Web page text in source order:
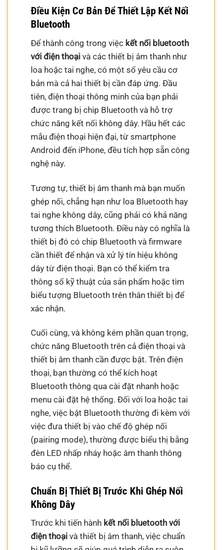
Điều Kiện Cơ Bản Để Thiết Lập Kết Nối
Bluetooth
Để thành công trong việc kết nối bluetooth
với điện thoại và các thiết bị âm thanh như
loa hoặc tai nghe, có một số yêu cầu cơ
bản mà cả hai thiết bị cần đáp ứng. Đầu
tiên, điện thoại thông minh của bạn phải
được trang bị chip Bluetooth và hỗ trợ
chức năng kết nối không dây. Hầu hết các
mẫu điện thoại hiện đại, từ smartphone
Android đến iPhone, đều tích hợp sẵn công
nghệ này.
Tương tự, thiết bị âm thanh mà bạn muốn
ghép nối, chẳng hạn như loa Bluetooth hay
tai nghe không dây, cũng phải có khả năng
tương thích Bluetooth. Điều này có nghĩa là
thiết bị đó có chip Bluetooth và firmware
cần thiết để nhận và xử lý tín hiệu không
dây từ điện thoại. Bạn có thể kiểm tra
thông số kỹ thuật của sản phẩm hoặc tìm
biểu tượng Bluetooth trên thân thiết bị để
xác nhận.
Cuối cùng, và không kém phần quan trọng,
chức năng Bluetooth trên cả điện thoại và
thiết bị âm thanh cần được bật. Trên điện
thoại, bạn thường có thể kích hoạt
Bluetooth thông qua cài đặt nhanh hoặc
menu cài đặt hệ thống. Đối với loa hoặc tai
nghe, việc bật Bluetooth thường đi kèm với
việc đưa thiết bị vào chế độ ghép nối
(pairing mode), thường được biểu thị bằng
đèn LED nhấp nháy hoặc âm thanh thông
báo cụ thể.
Chuẩn Bị Thiết Bị Trước Khi Ghép Nối
Không Dây
Trước khi tiến hành kết nối bluetooth với
điện thoại và thiết bị âm thanh, việc chuẩn